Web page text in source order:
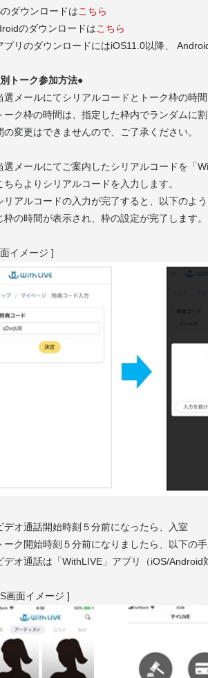
ダウンロードはこちら
のダウンロードはこちら
リのダウンロードにはiOS11.0以降、
トーク参加方法●
メールにてシリアルコードとトーク枠の時
ク枠の時間は、指定した枠内でランダムに割
の変更はできませんので、ご了承ください。
メールにてご案内したシリアルコードを「
らよりシリアルコードを入力します。
アルコードの入力が完了すると、以下のよ
枠の時間が表示され、枠の設定が完了します。
イメージ ]
オ通話開始時刻５分前になったら、入室
ク開始時刻５分前になりましたら、以下の
オ通話は「WithLIVE」アプリ（iOS/Android
画面イメージ ]